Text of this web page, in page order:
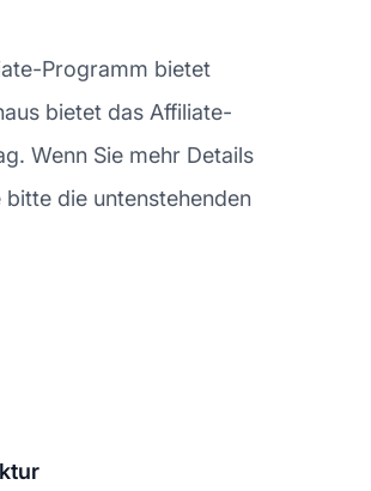
Programm bietet
bietet das Affiliate-
Wenn Sie mehr Details
die untenstehenden